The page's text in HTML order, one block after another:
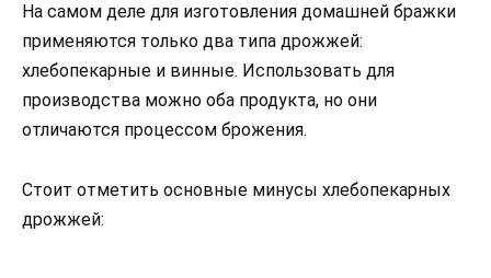
На самом деле для изготовления домашней бражки
применяются только два типа дрожжей:
хлебопекарные и винные. Использовать для
производства можно оба продукта, но они
отличаются процессом брожения.
Стоит отметить основные минусы хлебопекарных
дрожжей: